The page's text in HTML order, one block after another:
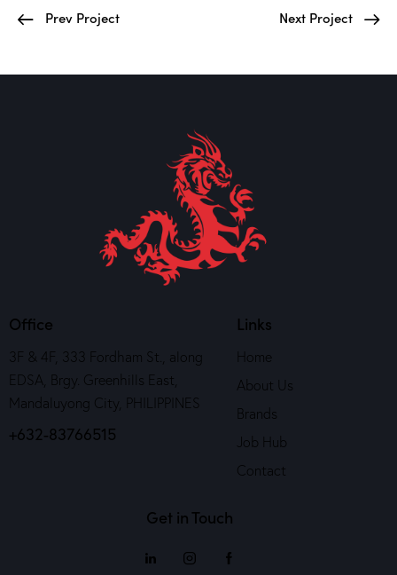
Prev Project Next Project
Office
3F & 4F, 333 Fordham St., along
EDSA, Brgy. Greenhills East,
Mandaluyong City, PHILIPPINES
+632-83766515
Links
Home
About Us
Brands
Job Hub
Contact
Get in Touch